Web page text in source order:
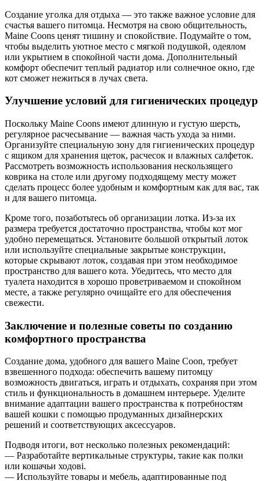
Создание уголка для отдыха — это также важное условие для
счастья вашего питомца. Несмотря на свою общительность,
Maine Coons ценят тишину и спокойствие. Подумайте о том,
чтобы выделить уютное место с мягкой подушкой, одеялом
или укрытием в спокойной части дома. Дополнительный
комфорт обеспечит теплый радиатор или солнечное окно, где
кот сможет нежиться в лучах света.
Улучшение условий для гигиенических процедур
Поскольку Maine Coons имеют длинную и густую шерсть,
регулярное расчесывание — важная часть ухода за ними.
Организуйте специальную зону для гигиенических процедур
с ящиком для хранения щеток, расчесок и влажных салфеток.
Рассмотреть возможность использования нескользящего
коврика на столе или другому подходящему месту может
сделать процесс более удобным и комфортным как для вас, так
и для вашего питомца.
Кроме того, позаботьтесь об организации лотка. Из-за их
размера требуется достаточно пространства, чтобы кот мог
удобно перемещаться. Установите большой открытый лоток
или используйте специальные закрытые конструкции,
которые скрывают лоток, создавая при этом необходимое
пространство для вашего кота. Убедитесь, что место для
туалета находится в хорошо проветриваемом и спокойном
месте, а также регулярно очищайте его для обеспечения
свежести.
Заключение и полезные советы по созданию
комфортного пространства
Создание дома, удобного для вашего Maine Coon, требует
взвешенного подхода: обеспечить вашему питомцу
возможность двигаться, играть и отдыхать, сохраняя при этом
стиль и функциональность в домашнем интерьере. Уделите
внимание адаптации вашего пространства к потребностям
вашей кошки с помощью продуманных дизайнерских
решений и соответствующих аксессуаров.
Подводя итоги, вот несколько полезных рекомендаций:
— Разработайте вертикальные структуры, такие как полки
или кошачьи ходові.
— Используйте товары и мебель, адаптированные под